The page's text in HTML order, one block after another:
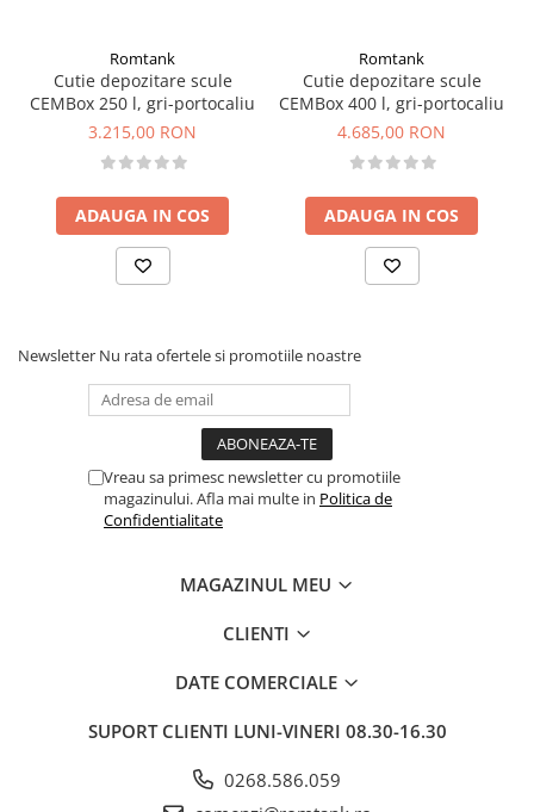
Romtank
Cutie depozitare scule
CEMBox 250 l, gri-portocaliu
3.215,00 RON
ADAUGA IN COS
Romtank
Cutie depozitare scule
CEMBox 400 l, gri-portocaliu
4.685,00 RON
ADAUGA IN COS
Newsletter Nu rata ofertele si promotiile noastre
Vreau sa primesc newsletter cu promotiile
magazinului. Afla mai multe in Politica de
Confidentialitate
MAGAZINUL MEU
CLIENTI
DATE COMERCIALE
SUPORT CLIENTI LUNI-VINERI 08.30-16.30
0268.586.059